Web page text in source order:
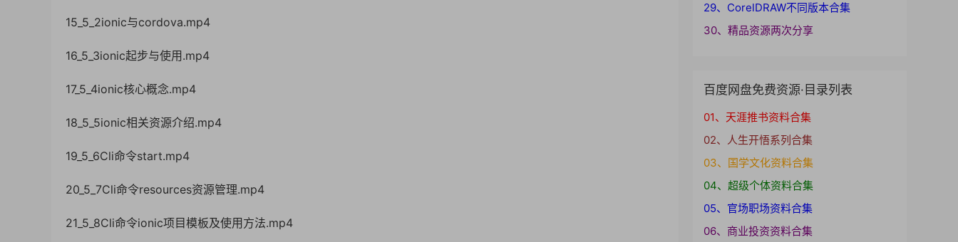
15_5_2ionic与cordova.mp4
16_5_3ionic起步与使用.mp4
17_5_4ionic核心概念.mp4
18_5_5ionic相关资源介绍.mp4
19_5_6Cli命令start.mp4
20_5_7Cli命令resources资源管理.mp4
21_5_8Cli命令ionic项目模板及使用方法.mp4
29、CorelDRAW不同版本合集
30、精品资源两次分享
百度网盘免费资源·目录列表
01、天涯推书资料合集
02、人生开悟系列合集
03、国学文化资料合集
04、超级个体资料合集
05、官场职场资料合集
06、商业投资资料合集